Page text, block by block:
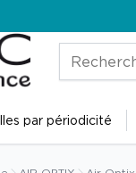
par périodicité